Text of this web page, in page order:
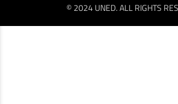
© 2024 UNED. ALL RIGHTS